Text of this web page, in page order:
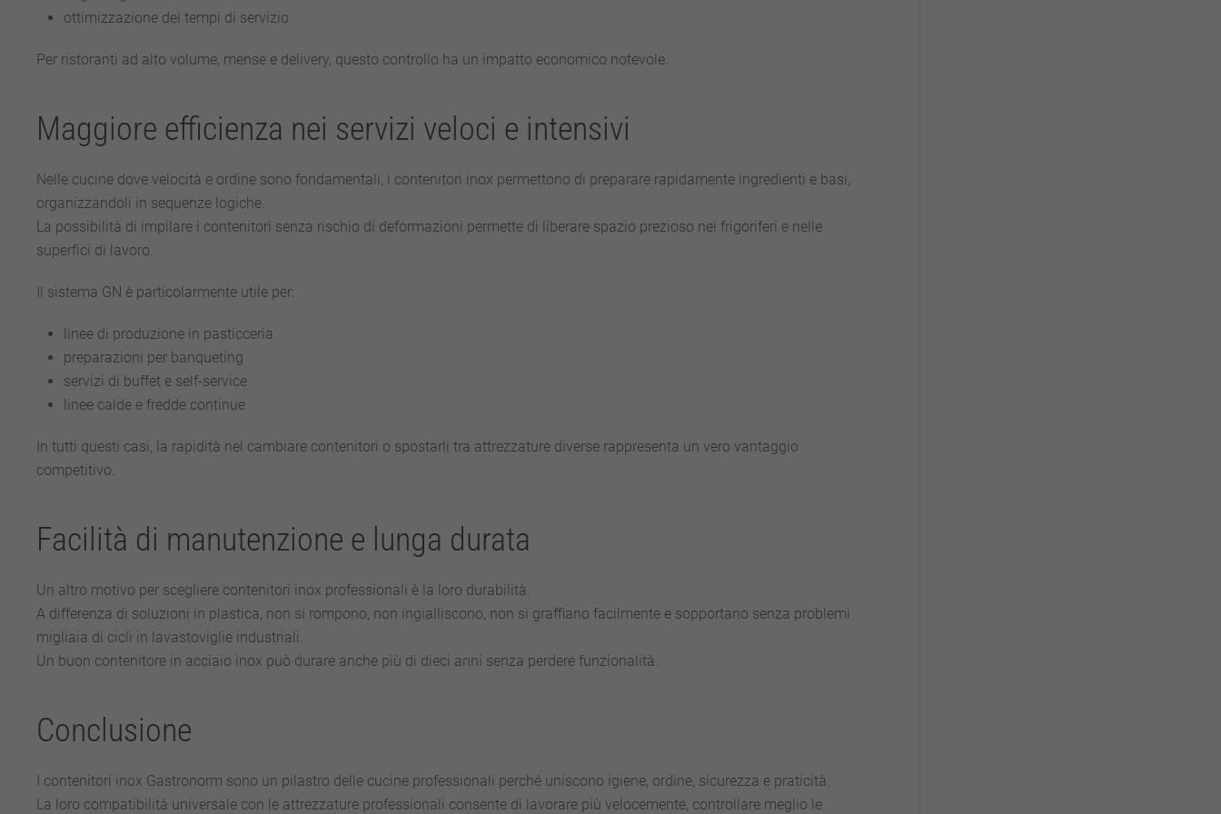
ottimizzazione dei tempi di servizio
Per ristoranti ad alto volume, mense e delivery, questo controllo ha un impatto economico notevole.
Maggiore efficienza nei servizi veloci e intensivi
Nelle cucine dove velocità e ordine sono fondamentali, i contenitori inox permettono di preparare rapidamente ingredienti e basi,
organizzandoli in sequenze logiche.
La possibilità di impilare i contenitori senza rischio di deformazioni permette di liberare spazio prezioso nei frigoriferi e nelle
superfici di lavoro.
Il sistema GN è particolarmente utile per:
linee di produzione in pasticceria
preparazioni per banqueting
servizi di buffet e self-service
linee calde e fredde continue
In tutti questi casi, la rapidità nel cambiare contenitori o spostarli tra attrezzature diverse rappresenta un vero vantaggio
competitivo.
Facilità di manutenzione e lunga durata
Un altro motivo per scegliere contenitori inox professionali è la loro durabilità.
A differenza di soluzioni in plastica, non si rompono, non ingialliscono, non si graffiano facilmente e sopportano senza problemi
migliaia di cicli in lavastoviglie industriali.
Un buon contenitore in acciaio inox può durare anche più di dieci anni senza perdere funzionalità.
Conclusione
I contenitori inox Gastronorm sono un pilastro delle cucine professionali perché uniscono igiene, ordine, sicurezza e praticità.
La loro compatibilità universale con le attrezzature professionali consente di lavorare più velocemente, controllare meglio le